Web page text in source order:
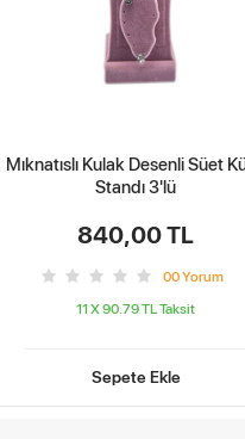
Mıknatıslı Kulak Desenli Süet
Standı 3'lü
840,00 TL
00Yorum
11 X 90.79 TLTaksit
Sepete Ekle